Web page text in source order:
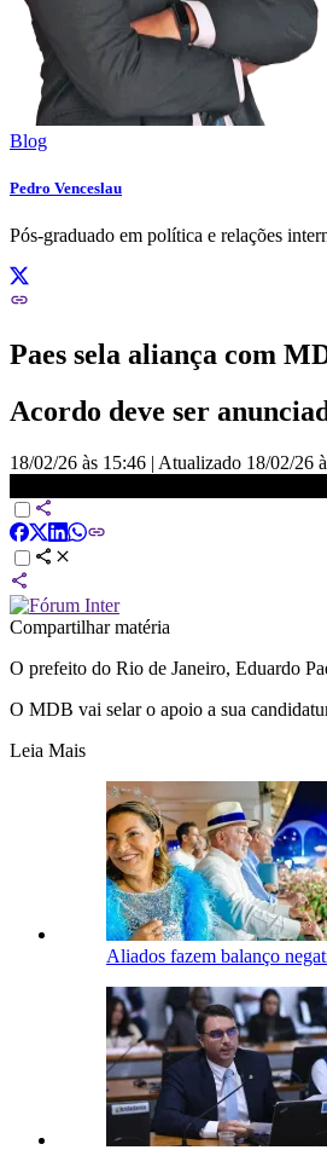
Blog
Pedro Venceslau
Pós-graduado em política e relações
Paes sela aliança com
Acordo deve ser
18/02/26 às 15:46 | Atualizado 18/02/26
Compartilhar matéria
O prefeito do Rio de Janeiro, Eduardo
O MDB vai selar o apoio a sua
Leia Mais
Aliados fazem balanço